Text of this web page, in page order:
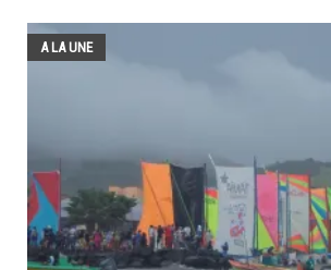
A LA UNE